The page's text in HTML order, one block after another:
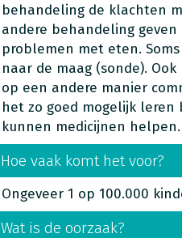
behandeling de klachten
andere behandeling geven
problemen met eten.
naar de maag (sonde).
op een andere manier
het zo goed mogelijk leren
kunnen medicijnen helpen.
Hoe vaak komt het voor?
Ongeveer 1 op 100.000
Wat is de oorzaak?